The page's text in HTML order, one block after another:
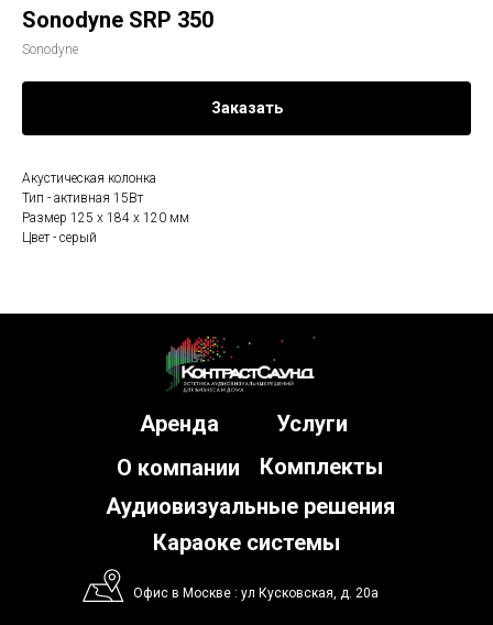
Sonodyne SRP 350
Sonodyne
Заказать
Акустическая колонка
Тип - активная 15Вт
Размер 125 х 184 х 120 мм
Цвет - серый
Комплекты
Услуги
Аудиовизуальные решения
Офис в Москве : ул Кусковская, д. 20а
О компании
Аренда
Караоке системы